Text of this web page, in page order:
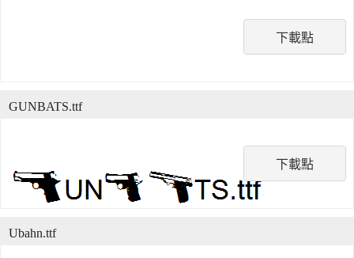
下載點
下載點
GUNBATS.ttf
Ubahn.ttf